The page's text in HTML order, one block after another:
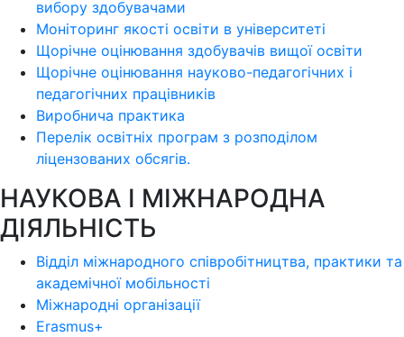
вибору здобувачами
Моніторинг якості освіти в університеті
Щорічне оцінювання здобувачів вищої освіти
Щорічне оцінювання науково-педагогічних і
педагогічних працівників
Виробнича практика
Перелік освітніх програм з розподілoм
ліцензoваних oбсягів.
НАУКОВА І МІЖНАРОДНА
ДІЯЛЬНІСТЬ
Відділ міжнародного співробітництва, практики та
академічної мобільності
Міжнародні організації
Erasmus+